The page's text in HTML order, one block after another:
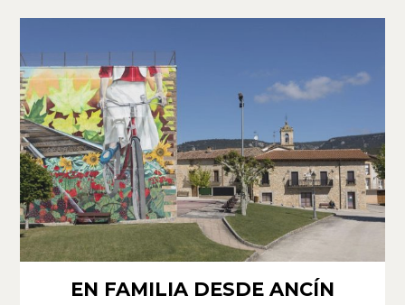
EN FAMILIA DESDE ANCÍN